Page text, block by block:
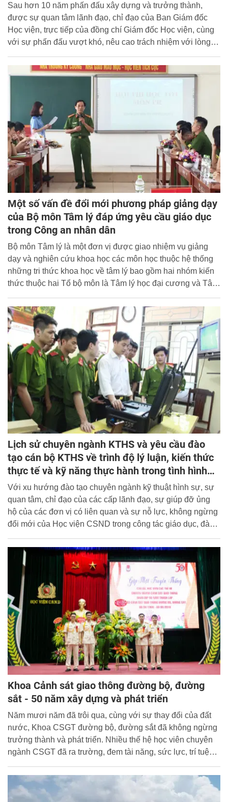
Sau hơn 10 năm phấn đấu xây dựng và trưởng thành,
được sự quan tâm lãnh đạo, chỉ đạo của Ban Giám đốc
Học viện, trực tiếp của đồng chí Giám đốc Học viện, cùng
với sự phấn đấu vượt khó, nêu cao trách nhiệm với lòng
nghiên cứu, nhiều thế hệ cán bộ, Trung tâm Nghiên cứu tội
phạm học và Điều tra tội phạm đã có những bước phát
Một số vấn đề đổi mới phương pháp giảng dạy
của Bộ môn Tâm lý đáp ứng yêu cầu giáo dục
trong Công an nhân dân
Bộ môn Tâm lý là một đơn vị được giao nhiệm vụ giảng
dạy và nghiên cứu khoa học các môn học thuộc hệ thống
những tri thức khoa học về tâm lý bao gồm hai nhóm kiến
thức thuộc hai Tổ bộ môn là Tâm lý học đại cương và Tâm
Lịch sử chuyên ngành KTHS và yêu cầu đào
tạo cán bộ KTHS về trình độ lý luận, kiến thức
thực tế và kỹ năng thực hành trong tình hình
mới
Với xu hướng đào tạo chuyên ngành kỹ thuật hình sự, sự
quan tâm, chỉ đạo của các cấp lãnh đạo, sự giúp đỡ ủng
hộ của các đơn vị có liên quan và sự nỗ lực, không ngừng
đổi mới của Học viện CSND trong công tác giáo dục, đào
góp phần quan trọng trong nâng cao chất lượng đào tạo
học viên chuyên ngành KTHS, đáp ứng yêu cầu đào tạo
nguồn nhân lực cho lực lượng KTHS Công an các địa
phương và yêu cầu hội nhập quốc tế trong tình hình mới.
Khoa Cảnh sát giao thông đường bộ, đường
sắt - 50 năm xây dựng và phát triển
Năm mươi năm đã trôi qua, cùng với sự thay đổi của đất
nước, Khoa CSGT đường bộ, đường sắt đã không ngừng
trưởng thành và phát triển. Nhiều thế hệ học viên chuyên
ngành CSGT đã ra trường, đem tài năng, sức lực, trí tuệ
Công an.